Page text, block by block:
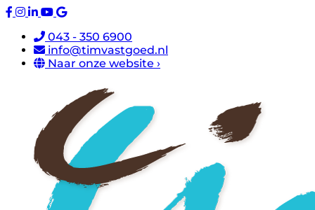
043 - 350 6900
info@timvastgoed.nl
Naar onze website ›